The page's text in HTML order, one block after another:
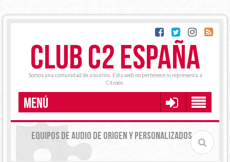
CLUB C2 ESPAÑA
Somos una comunidad de usuarios. Esta web no pertenece ni representa a
Citroën.
MENÚ
EQUIPOS DE AUDIO DE ORIGEN Y PERSONALIZADOS